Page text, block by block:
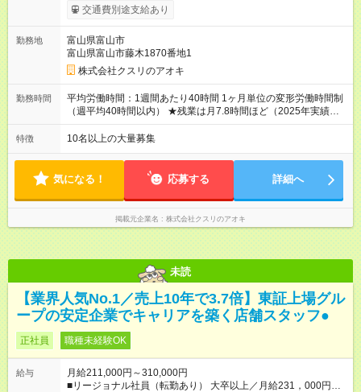
310，000円 高卒以上／月給211，000円～310，000円 ★エリア
手当（石川県、富山県、福井県、岐阜県、群馬県、茨城県 月1
種手当あり ★登録販売者資格保持者には、別途月1万円支給（実
務経験がない方にも同額を支給） ※ただし、短時間勤務・早番
固定社員は当社規定に従い額が変動 ＝＝＝＝＝＝＝＝＝＝＝＝
＝＝ ★職務給制度で実力次第で収入アップ！ 職務内容に応じて
給与が支払われ、昇格試験なく役職に就いた時点で年収がUPす
る制度です。 約4割の社員が入社3年目で店長に就いています。
交通費別途支給あり
勤務地
富山県富山市
富山県富山市藤木1870番地1
株式会社クスリのアオキ
勤務時間
平均労働時間：1週間あたり40時間 1ヶ月単位の変形労働時間制
（週平均40時間以内） ★残業は月7.8時間ほど（2025年実績）
＜店舗の基本営業時間＞ 9時～22時 ※勤務時間は店舗により異
なります。 ＜シフト例＞ 早番：8時00分～17時00分 中番：11
1ヶ月単位の変形労働時間制（週平均40時間以内） ★残業は月
7.8時間ほど（2025年実績） ＜店舗の基本営業時間＞ 9時～22
時 ※勤務時間は店舗により異なります。 ＜シフト例＞ 早番：8
時00分～17時00分 中番：11時～20時 遅番：13時～22時
特徴 10名以上の大量募集
気になる！ 応募する 詳細へ
掲載元企業名 株式会社クスリのアオキ
未読
【業界人気No.1／売上10年で3.7倍】東証上場グル
ープの安定企業でキャリアを築く店舗スタッフ●
正社員 職種未経験OK
給与
月給211,000円～310,000円
■リージョナル社員（転勤あり） 大卒以上／月給231，000円～